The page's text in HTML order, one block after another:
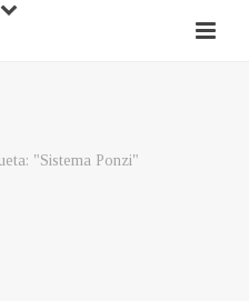
"Sistema Ponzi"